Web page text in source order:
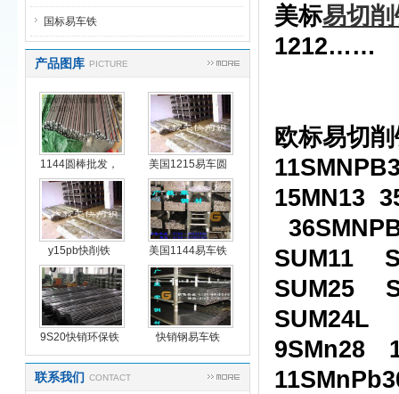
国标易车铁
产品图库 PICTURE
1144圆棒批发，
进
美国1215易车圆
钢
y15pb快削铁
y15p
美国1144易车铁
9S20快销环保铁 快销钢易车铁
联系我们 CONTACT
美标易切
1212……
欧标易切
15MN13
SUM11
SUM25
9SMn28